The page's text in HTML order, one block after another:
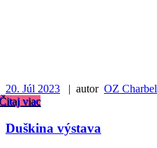
20. Júl 2023 | autor OZ Charbel
viac
Duškina výstava